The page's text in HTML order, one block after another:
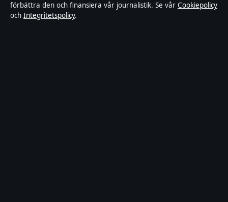
Kändisar & integritet
förbättra den och finansiera vår journalistik. Se vår Cookiepolicy
och Integritetspolicy.